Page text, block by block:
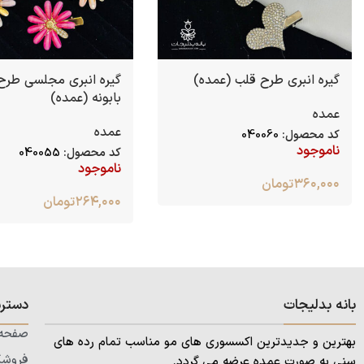
گیره انبری طرح قلب (عمده)
عمده
کد محصول: 040060
ناموجود
۳۶۰,۰۰۰تومان
گیره انبری مجلسی
بابونه (عمده)
عمده
کد محصول: 040055
ناموجود
۲۶۴,۰۰۰تومان
بانه بدلیجات
بهترین و جدیدترین اکسسوری های مو مناسب تمام رده های